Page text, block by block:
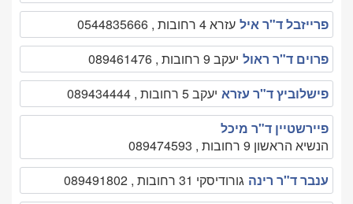
פרייזבל ד"ר איל עזרא 4 רחובות , 0544835666
פרוים ד"ר ראול יעקב 9 רחובות , 089461476
פישלוביץ ד"ר עזרא יעקב 5 רחובות , 089434444
פיירשטיין ד"ר מיכל
הנשיא הראשון 9 רחובות , 089474593
ענבר ד"ר רינה גורודיסקי 31 רחובות , 089491802